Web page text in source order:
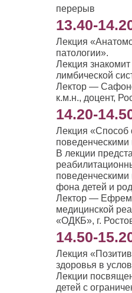
перерыв
13.40-
Лекция
патологии».
Лекция
лимбической
Лектор —
к.м.н., доцент,
14.20-
Лекция «Способ
В лекции
фона детей и
Лектор —
медицинской
«ОДКБ», г.
14.50-
Лекция
здоровья в
Лекции
детей с